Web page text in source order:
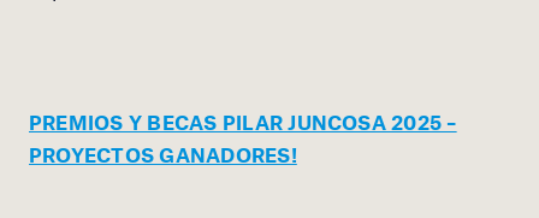
PREMIOS Y BECAS PILAR JUNCOSA 2025 –
PROYECTOS GANADORES!